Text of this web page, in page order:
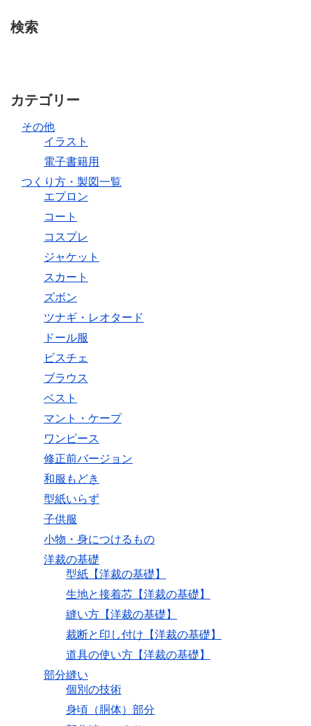
検索
カテゴリー
その他
イラスト
電子書籍用
つくり方・製図一覧
エプロン
コート
コスプレ
ジャケット
スカート
ズボン
ツナギ・レオタード
ドール服
ビスチェ
ブラウス
ベスト
マント・ケープ
ワンピース
修正前バージョン
和服もどき
型紙いらず
子供服
小物・身につけるもの
洋裁の基礎
型紙【洋裁の基礎】
生地と接着芯【洋裁の基礎】
縫い方【洋裁の基礎】
裁断と印し付け【洋裁の基礎】
道具の使い方【洋裁の基礎】
部分縫い
個別の技術
身頃（胴体）部分